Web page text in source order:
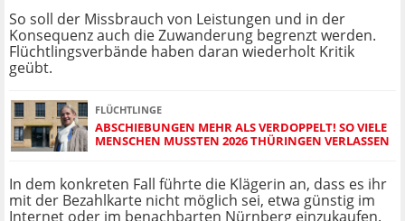
So soll der Missbrauch von Leistungen und in der
Konsequenz auch die Zuwanderung begrenzt werden.
Flüchtlingsverbände haben daran wiederholt Kritik
geübt.
FLÜCHTLINGE
ABSCHIEBUNGEN MEHR ALS VERDOPPELT! SO VIELE
MENSCHEN MUSSTEN 2026 THÜRINGEN VERLASSEN
In dem konkreten Fall führte die Klägerin an, dass es ihr
mit der Bezahlkarte nicht möglich sei, etwa günstig im
Internet oder im benachbarten Nürnberg einzukaufen.